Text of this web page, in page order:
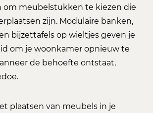
om meubelstukken te kiezen die
zijn. Modulaire banken,
bijzettafels op wieltjes geven je
om je woonkamer opnieuw te
de behoefte ontstaat,
plaatsen van meubels in je